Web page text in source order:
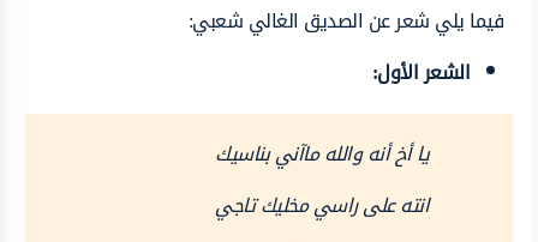
فيما يلي شعر عن الصديق الغالي شعبي:
الشعر الأول:
يا أخ أنه والله ماآني بناسيك
انته على راسي مخليك تاجي